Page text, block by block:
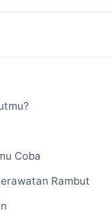
Coba
Rambut